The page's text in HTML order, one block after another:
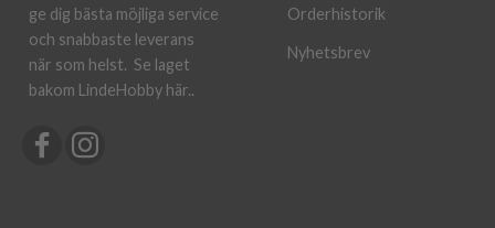
ge dig bästa möjliga service
och snabbaste leverans
när som helst. Se laget
bakom LindeHobby här..
Orderhistorik
Nyhetsbrev